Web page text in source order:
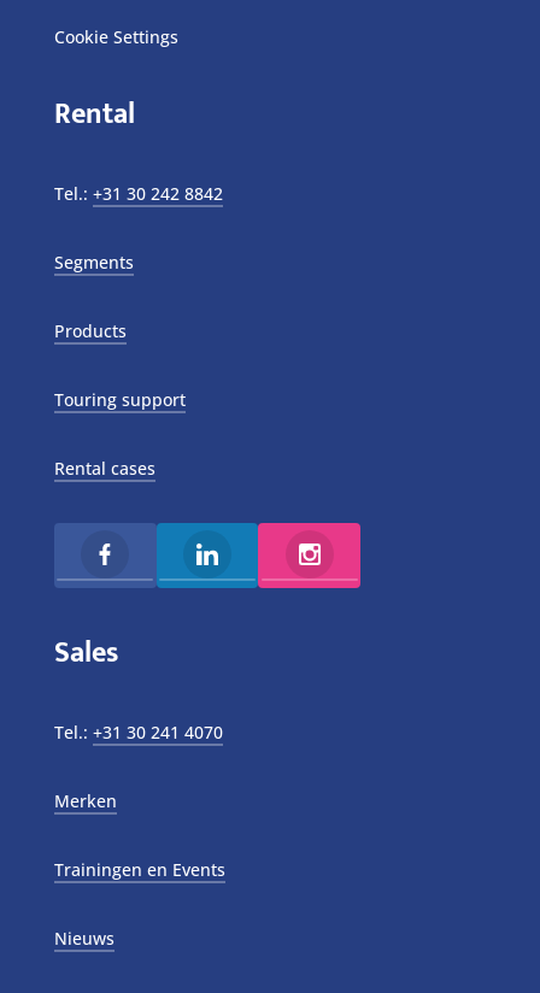
Cookie Settings
Rental
Tel.: +31 30 242 8842
Segments
Products
Touring support
Rental cases
Sales
Tel.: +31 30 241 4070
Merken
Trainingen en Events
Nieuws